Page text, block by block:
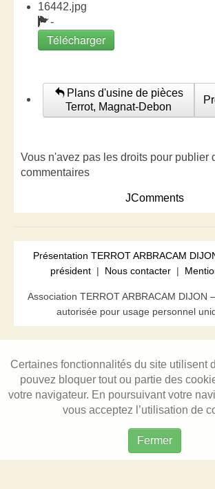
16442.jpg
-
Télécharger
Plans d'usine de pièces
Terrot, Magnat-Debon
Vous n'avez pas les droits pour publier
commentaires
JComments
Présentation TERROT ARBRACAM
président | Nous contacter |
Association TERROT ARBRACAM DIJON
autorisée pour usage personnel
Certaines fonctionnalités du site utilisent
pouvez bloquer tout ou partie des
votre navigateur. En poursuivant votre
vous acceptez l’utilisation de
Fermer